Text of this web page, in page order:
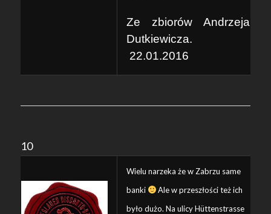
​Ze zbiorów Andrzeja
Dutkiewicza.
22.01.2016
10
Wielu narzeka że w Zabrzu same
banki
Ale w przeszłości też ich
było dużo. Na ulicy Hüttenstrasse